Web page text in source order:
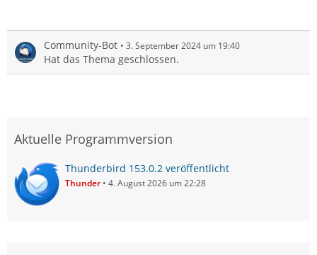
Community-Bot 3. September 2024 um 19:40
Hat das Thema geschlossen.
Aktuelle Programmversion
Thunderbird 153.0.2 veröffentlicht
Thunder 4. August 2026 um 22:28